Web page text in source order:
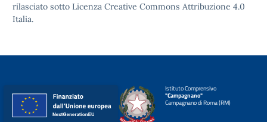
rilasciato sotto Licenza Creative Commons Attribuzione 4.0
Italia.
Istituto Comprensivo
"Campagnano"
Campagnano di Roma (RM)